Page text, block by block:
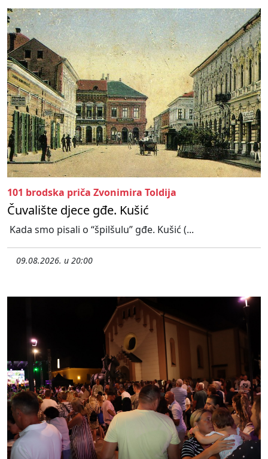
101 brodska priča Zvonimira Toldija
Čuvalište djece gđe. Kušić
Kada smo pisali o “špilšulu” gđe. Kušić (...
09.08.2026. u 20:00